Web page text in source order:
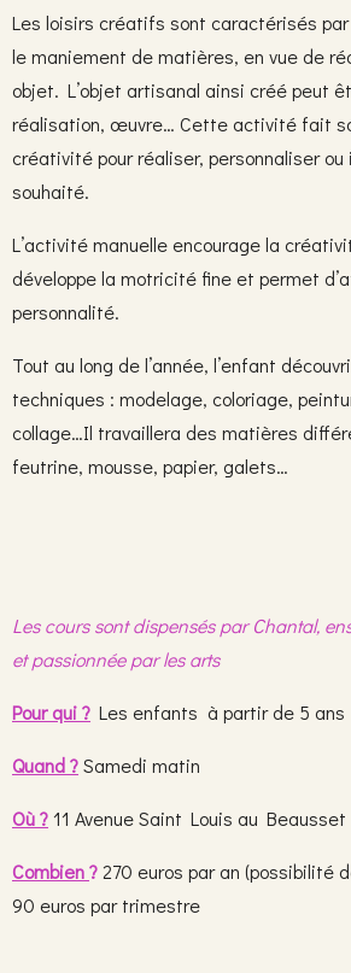
Les loisirs créatifs sont caractérisés par
le maniement de matières, en vue de
objet. L’objet artisanal ainsi créé peut
réalisation, œuvre… Cette activité fait
créativité pour réaliser, personnaliser ou
souhaité.
L’activité manuelle encourage la
développe la motricité fine et permet
personnalité.
Tout au long de l’année, l’enfant
techniques : modelage, coloriage,
collage…Il travaillera des matières
feutrine, mousse, papier, galets…
Les cours sont dispensés par Chantal,
et passionnée par les arts
Pour qui ? Les enfants à partir de 5 ans
Quand ?Samedi matin
Où ?11 Avenue Saint Louis au Beausset
Combien?270 euros par an (possibilité
90 euros par trimestre